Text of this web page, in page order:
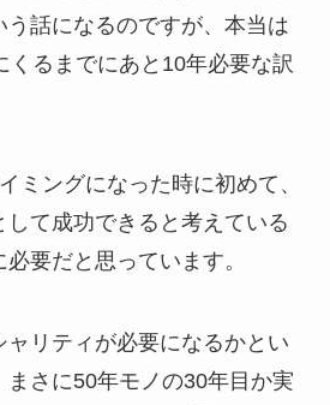
う話になるのですが、本当は
くるまでにあと10年必要な訳
ミングになった時に初めて、
て成功できると考えている
要だと思っています。
ャリティが必要になるかとい
まさに50年モノの30年目か実